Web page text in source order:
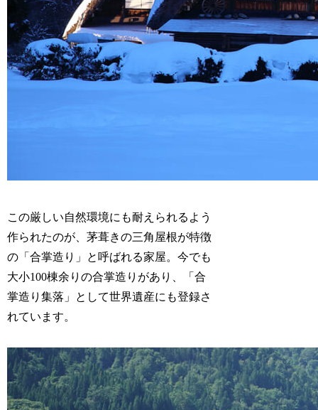
この厳しい自然環境にも耐えられるよう
作られたのが、茅葺きの三角屋根が特徴
の「合掌造り」と呼ばれる家屋。今でも
大小100棟余りの合掌造りがあり、「合
掌造り集落」として世界遺産にも登録さ
れています。